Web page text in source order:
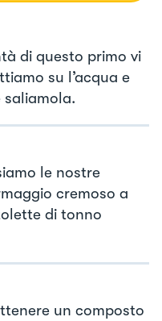
di questo primo vi
su l’acqua e
saliamola.
le nostre
cremoso a
di tonno
un composto